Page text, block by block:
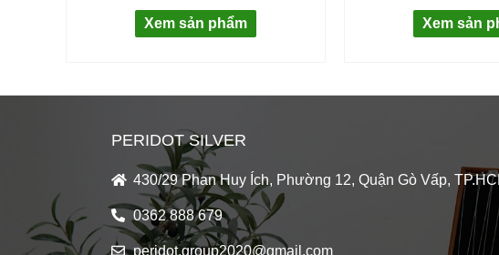
Xem sản phẩm Xem sản
PERIDOT SILVER
430/29 Phan Huy Ích, Phường 12, Quận Gò Vấp,
0362 888 679
peridot.group2020@gmail.com